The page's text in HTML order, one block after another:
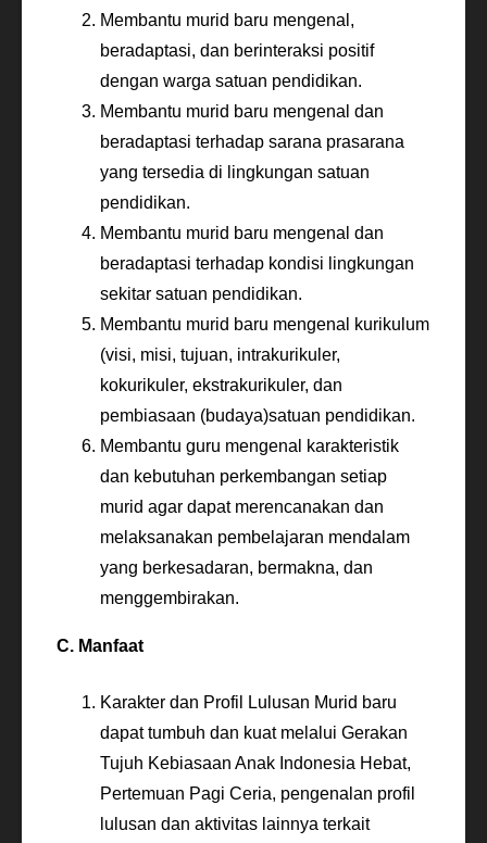
Membantu murid baru mengenal,
beradaptasi, dan berinteraksi positif
dengan warga satuan pendidikan.
Membantu murid baru mengenal dan
beradaptasi terhadap sarana prasarana
yang tersedia di lingkungan satuan
pendidikan.
Membantu murid baru mengenal dan
beradaptasi terhadap kondisi lingkungan
sekitar satuan pendidikan.
Membantu murid baru mengenal kurikulum
(visi, misi, tujuan, intrakurikuler,
kokurikuler, ekstrakurikuler, dan
pembiasaan (budaya)satuan pendidikan.
Membantu guru mengenal karakteristik
dan kebutuhan perkembangan setiap
murid agar dapat merencanakan dan
melaksanakan pembelajaran mendalam
yang berkesadaran, bermakna, dan
menggembirakan.
C. Manfaat
Karakter dan Profil Lulusan Murid baru
dapat tumbuh dan kuat melalui Gerakan
Tujuh Kebiasaan Anak Indonesia Hebat,
Pertemuan Pagi Ceria, pengenalan profil
lulusan dan aktivitas lainnya terkait